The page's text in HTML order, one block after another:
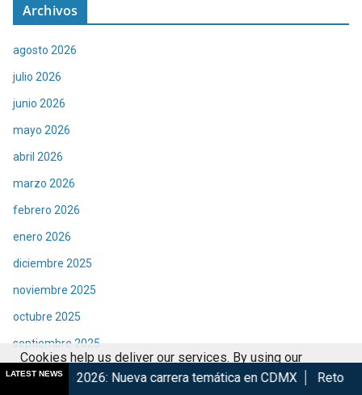
Archivos
agosto 2026
julio 2026
junio 2026
mayo 2026
abril 2026
marzo 2026
febrero 2026
enero 2026
diciembre 2025
noviembre 2025
octubre 2025
septiembre 2025
agosto 2025
LATEST NEWS
Nueva carrera temática en CDMX Retorna The
Cookies help us deliver our services. By using our
services, you agree to our use of cookies.
Got it